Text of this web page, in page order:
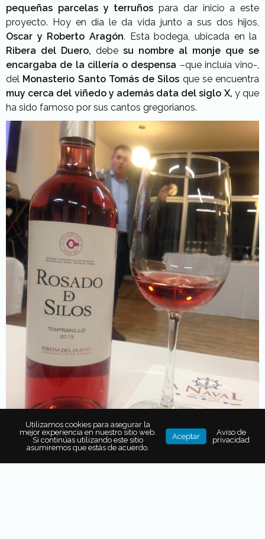
pequeñas parcelas y terruños para dar inicio a este
proyecto. Hoy en día le da vida junto a sus dos hijos,
Oscar y Roberto Aragón. Esta bodega, ubicada en la
Ribera del Duero, debe su nombre al monje que se
encargaba de la cillería o despensa –que incluía vino-,
del Monasterio Santo Tomás de Silos que se encuentra
muy cerca del viñedo y además data del siglo X, y que
ha sido famoso por sus cantos gregorianos.
Utilizamos cookies para asegurar la
mejor experiencia en nuestro sitio web.
Si continúas utilizando este sitio
asumiremos que estás de acuerdo.
Aceptar
Aviso de
privacidad